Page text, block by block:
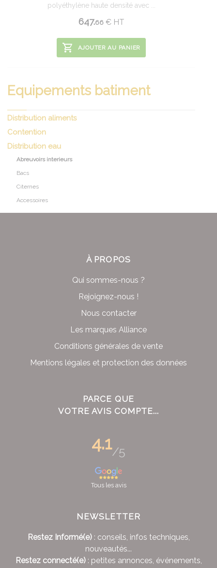
polyéthylène haute densité avec ...
647.66 €HT
AJOUTER AU PANIER
Equipements batiment
Distribution aliments
Contention
Distribution eau
Abreuvoirs interieurs
Bacs
Citernes
Accessoires
À PROPOS
Qui sommes-nous ?
Rejoignez-nous !
Nous contacter
Les marques Alliance
Conditions générales de vente
Mentions légales et protection des données
PARCE QUE
VOTRE AVIS COMPTE...
4.1/5
Tous les avis
NEWSLETTER
Restez Informé(e): conseils, infos techniques,
nouveautés...
Restez connecté(e): petites annonces, événements,